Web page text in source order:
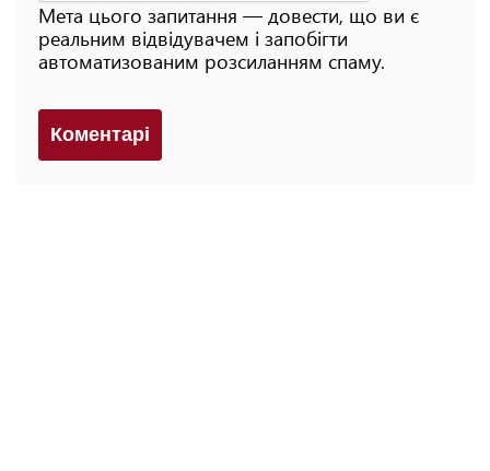
Мета цього запитання — довести, що ви є
реальним відвідувачем і запобігти
автоматизованим розсиланням спаму.
Коментарi